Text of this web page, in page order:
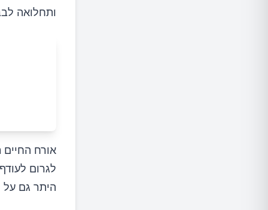
איך
ותחלואה
אורח החיים
לגרום
היתר גם על